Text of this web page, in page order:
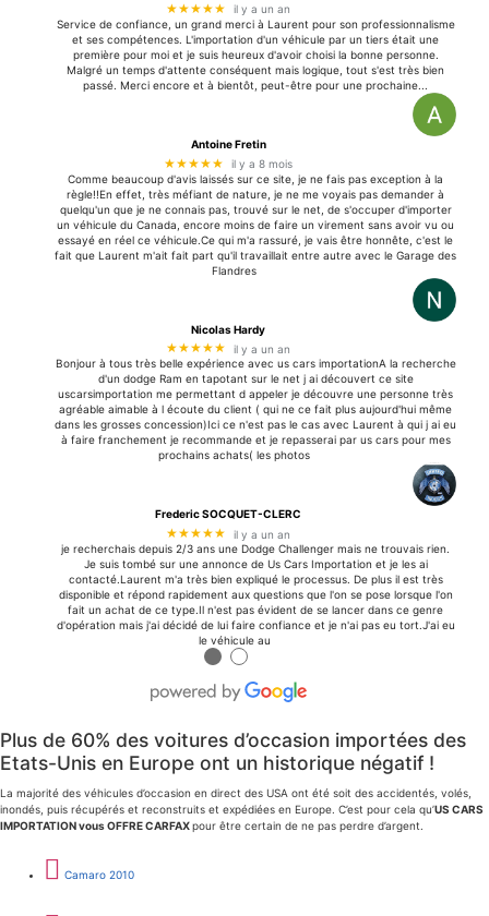
★★★★★
il y a un an
Service de confiance, un grand merci à Laurent pour son professionnalisme
et ses compétences. L'importation d'un véhicule par un tiers était une
première pour moi et je suis heureux d'avoir choisi la bonne personne.
Malgré un temps d'attente conséquent mais logique, tout s'est très bien
passé. Merci encore et à bientôt, peut-être pour une prochaine...
Antoine Fretin
★★★★★
il y a 8 mois
Comme beaucoup d'avis laissés sur ce site, je ne fais pas exception à la
règle!!En effet, très méfiant de nature, je ne me voyais pas demander à
quelqu'un que je ne connais pas, trouvé sur le net, de s'occuper d'importer
un véhicule du Canada, encore moins de faire un virement sans avoir vu ou
essayé en réel ce véhicule.Ce qui m'a rassuré, je vais être honnête, c'est le
fait que Laurent m'ait fait part qu'il travaillait entre autre avec le Garage des
Flandres
Nicolas Hardy
★★★★★
il y a un an
Bonjour à tous très belle expérience avec us cars importationA la recherche
d'un dodge Ram en tapotant sur le net j ai découvert ce site
uscarsimportation me permettant d appeler je découvre une personne très
agréable aimable à l écoute du client ( qui ne ce fait plus aujourd'hui même
dans les grosses concession)Ici ce n'est pas le cas avec Laurent à qui j ai eu
à faire franchement je recommande et je repasserai par us cars pour mes
prochains achats( les photos
Frederic SOCQUET-CLERC
★★★★★
il y a un an
je recherchais depuis 2/3 ans une Dodge Challenger mais ne trouvais rien.
Je suis tombé sur une annonce de Us Cars Importation et je les ai
contacté.Laurent m'a très bien expliqué le processus. De plus il est très
disponible et répond rapidement aux questions que l'on se pose lorsque l'on
fait un achat de ce type.Il n'est pas évident de se lancer dans ce genre
d'opération mais j'ai décidé de lui faire confiance et je n'ai pas eu tort.J'ai eu
le véhicule au
● ●
Plus de 60% des voitures d’occasion importées des
Etats-Unis en Europe ont un historique négatif !
La majorité des véhicules d’occasion en direct des USA ont été soit des accidentés, volés,
inondés, puis récupérés et reconstruits et expédiées en Europe. C’est pour cela qu’US CARS
IMPORTATION vous OFFRE CARFAXpour être certain de ne pas perdre d’argent.
Camaro 2010